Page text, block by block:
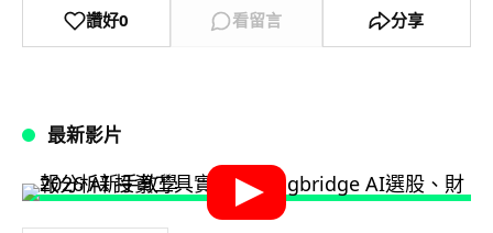
讚好0 看留言 分享
最新影片